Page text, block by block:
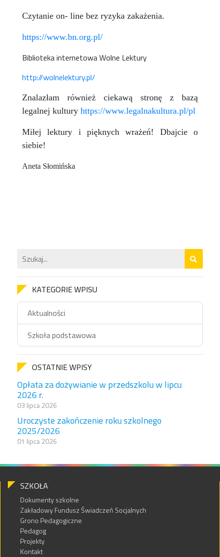
Czytanie on- line bez ryzyka zakażenia.
https://www.bn.org.pl/
Biblioteka internetowa Wolne Lektury
http://wolnelektury.pl/
Znalazłam również ciekawą stronę z bazą
legalnej kultury https://www.legalnakultura.pl/pl
Miłej lektury i pięknych wrażeń! Dbajcie o
siebie!
Aneta Słomińska
KATEGORIE WPISU
Aktualności
Szkoła podstawowa
OSTATNIE WPISY
Opłata za dożywianie w przedszkolu w lipcu
2026 r.
03 lipca 2026
Uroczyste zakończenie roku szkolnego
2025/2026
01 lipca 2026
SZKOŁA
Dokumenty szkolne
Zakładowy Fundusz Świadczeń Socjalnych
Grono Pedagogiczne
Pedagog
Projekty
Kontakt